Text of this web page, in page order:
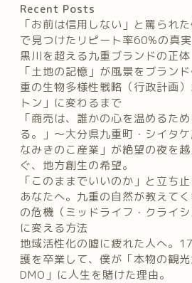
Recent Posts
「お前は信用しない」と罵られ
で見つけたリピート率60%の真実
黒川を超える九重ブランドの正体
「土地の記憶」が風景をブラン
重の生物多様性戦略（行政計画
トン」に変わるまで
「商売は、誰かの心を温めるた
る。」〜大分県九重町・シイタ
なみきのこ産業」が絶望の夜を
ぐ、地方創生の希望。
「このままでいいのか」と立ち
あなたへ。九重の自然が教えて
の危機（ミッドライフ・クライ
に変える方法
地域活性化の嘘に疲れた人へ。
護を卒業して、僕が「本物の観
DMO」に人生を賭けた理由。